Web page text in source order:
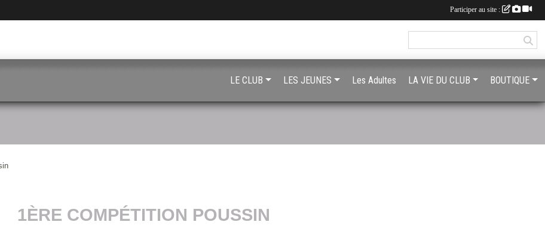
1ÈRE COMPÉTITION POUSSIN
LE CLUB LES JEUNES Les Adultes LA VIE DU CLUB BOUTIQUE
Participer au site :